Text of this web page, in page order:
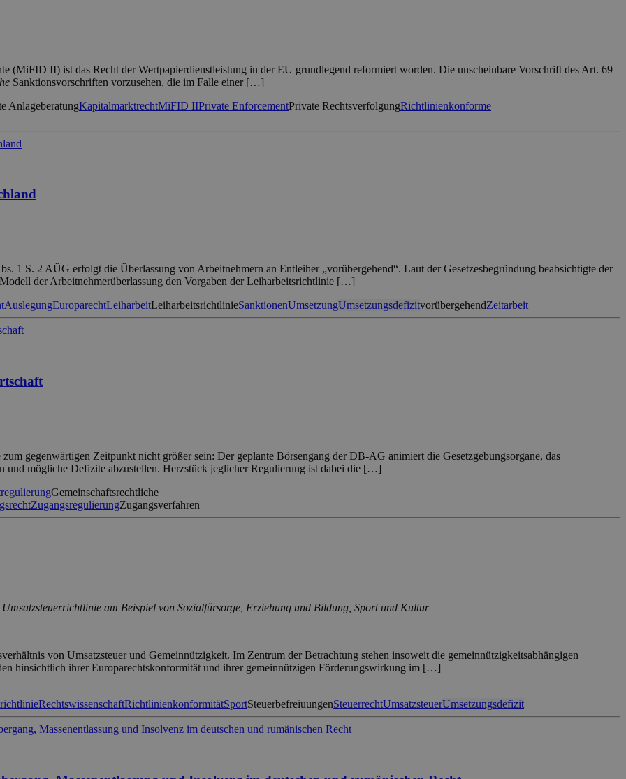
(MiFID II) ist das Recht der Wertpapierdienstleistung in der EU grundlegend reformiert worden. Die unscheinbare Vorschrift des Art. 69
Sanktionsvorschriften vorzusehen, die im Falle einer […]
AnlageberatungKapitalmarktrechtMiFID IIPrivate EnforcementPrivate RechtsverfolgungRichtlinienkonforme
1 S. 2 AÜG erfolgt die Überlassung von Arbeitnehmern an Entleiher „vorübergehend“. Laut der Gesetzesbegründung beabsichtigte der
der Arbeitnehmerüberlassung den Vorgaben der Leiharbeitsrichtlinie […]
AuslegungEuroparechtLeiharbeitLeiharbeitsrichtlinieSanktionenUmsetzungUmsetzungsdefizitvorübergehendZeitarbeit
gegenwärtigen Zeitpunkt nicht größer sein: Der geplante Börsengang der DB-AG animiert die Gesetzgebungsorgane, das
und mögliche Defizite abzustellen. Herzstück jeglicher Regulierung ist dabei die […]
Gemeinschaftsrechtliche
ZugangsregulierungZugangsverfahren
am Beispiel von Sozialfürsorge, Erziehung und Bildung, Sport und Kultur
von Umsatzsteuer und Gemeinnützigkeit. Im Zentrum der Betrachtung stehen insoweit die gemeinnützigkeitsabhängigen
hinsichtlich ihrer Europarechtskonformität und ihrer gemeinnützigen Förderungswirkung im […]
RechtswissenschaftRichtlinienkonformitätSportSteuerbefreiuungenSteuerrechtUmsatzsteuerUmsetzungsdefizit